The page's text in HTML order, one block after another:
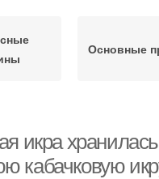
Основные
икра
кабачковую